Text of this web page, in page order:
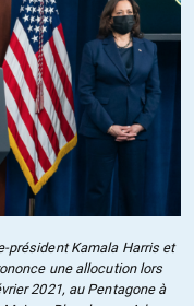
président Kamala Harris et
une allocution lors
2021, au Pentagone à